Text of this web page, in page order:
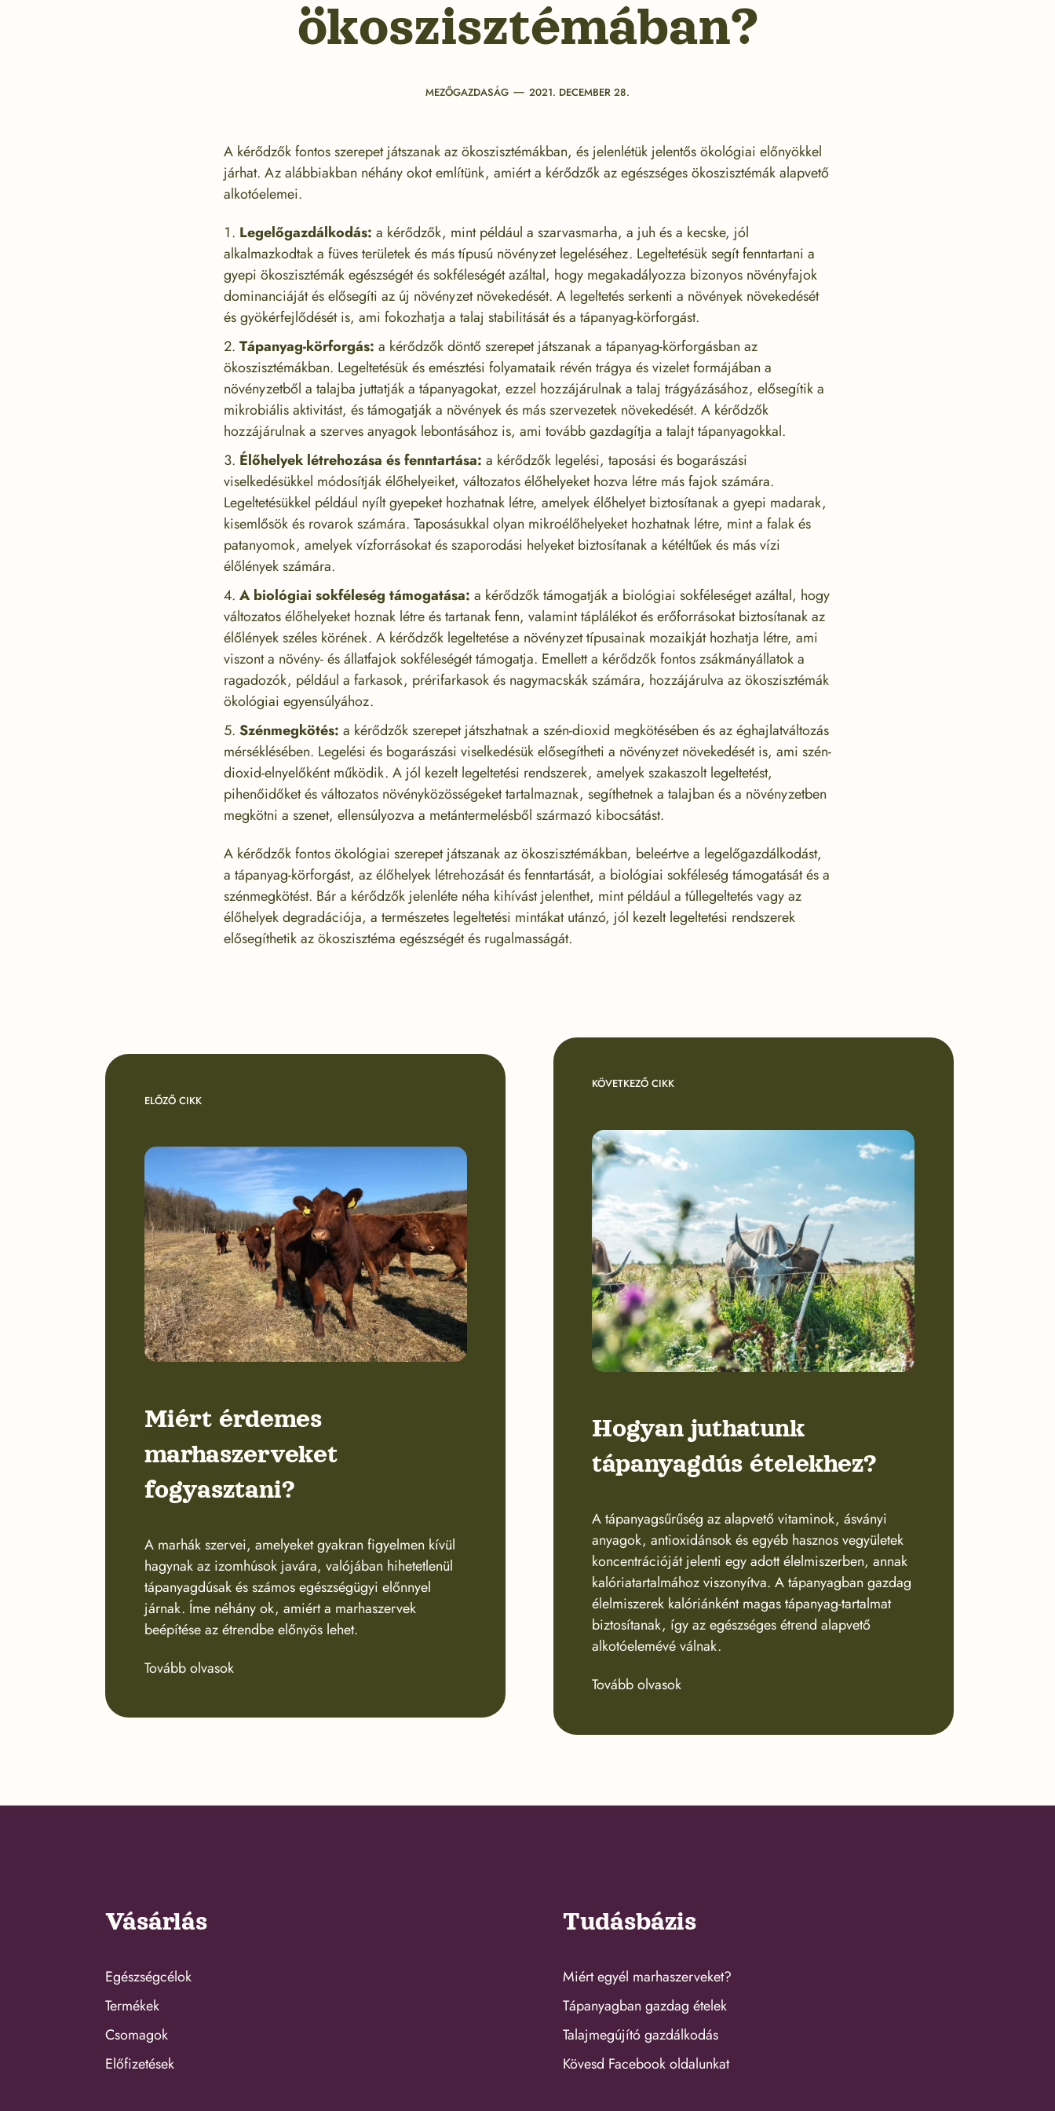
ökoszisztémában?
Categories
MEZŐGAZDASÁG Post
2021. DECEMBER 28.
A kérődzők fontos szerepet játszanak az ökoszisztémákban, és jelenlétük jelentős ökológiai előnyökkel
járhat. Az alábbiakban néhány okot említünk, amiért a kérődzők az egészséges ökoszisztémák alapvető
alkotóelemei.
Legelőgazdálkodás: a kérődzők, mint például a szarvasmarha, a juh és a kecske, jól
alkalmazkodtak a füves területek és más típusú növényzet legeléséhez. Legeltetésük segít fenntartani a
gyepi ökoszisztémák egészségét és sokféleségét azáltal, hogy megakadályozza bizonyos növényfajok
dominanciáját és elősegíti az új növényzet növekedését. A legeltetés serkenti a növények növekedését
és gyökérfejlődését is, ami fokozhatja a talaj stabilitását és a tápanyag-körforgást.
Tápanyag-körforgás: a kérődzők döntő szerepet játszanak a tápanyag-körforgásban az
ökoszisztémákban. Legeltetésük és emésztési folyamataik révén trágya és vizelet formájában a
növényzetből a talajba juttatják a tápanyagokat, ezzel hozzájárulnak a talaj trágyázásához, elősegítik a
mikrobiális aktivitást, és támogatják a növények és más szervezetek növekedését. A kérődzők
hozzájárulnak a szerves anyagok lebontásához is, ami tovább gazdagítja a talajt tápanyagokkal.
Élőhelyek létrehozása és fenntartása: a kérődzők legelési, taposási és bogarászási
viselkedésükkel módosítják élőhelyeiket, változatos élőhelyeket hozva létre más fajok számára.
Legeltetésükkel például nyílt gyepeket hozhatnak létre, amelyek élőhelyet biztosítanak a gyepi madarak,
kisemlősök és rovarok számára. Taposásukkal olyan mikroélőhelyeket hozhatnak létre, mint a falak és
patanyomok, amelyek vízforrásokat és szaporodási helyeket biztosítanak a kétéltűek és más vízi
élőlények számára.
A biológiai sokféleség támogatása: a kérődzők támogatják a biológiai sokféleséget azáltal, hogy
változatos élőhelyeket hoznak létre és tartanak fenn, valamint táplálékot és erőforrásokat biztosítanak az
élőlények széles körének. A kérődzők legeltetése a növényzet típusainak mozaikját hozhatja létre, ami
viszont a növény- és állatfajok sokféleségét támogatja. Emellett a kérődzők fontos zsákmányállatok a
ragadozók, például a farkasok, prérifarkasok és nagymacskák számára, hozzájárulva az ökoszisztémák
ökológiai egyensúlyához.
Szénmegkötés: a kérődzők szerepet játszhatnak a szén-dioxid megkötésében és az éghajlatváltozás
mérséklésében. Legelési és bogarászási viselkedésük elősegítheti a növényzet növekedését is, ami szén-
dioxid-elnyelőként működik. A jól kezelt legeltetési rendszerek, amelyek szakaszolt legeltetést,
pihenőidőket és változatos növényközösségeket tartalmaznak, segíthetnek a talajban és a növényzetben
megkötni a szenet, ellensúlyozva a metántermelésből származó kibocsátást.
A kérődzők fontos ökológiai szerepet játszanak az ökoszisztémákban, beleértve a legelőgazdálkodást,
a tápanyag-körforgást, az élőhelyek létrehozását és fenntartását, a biológiai sokféleség támogatását és a
szénmegkötést. Bár a kérődzők jelenléte néha kihívást jelenthet, mint például a túllegeltetés vagy az
élőhelyek degradációja, a természetes legeltetési mintákat utánzó, jól kezelt legeltetési rendszerek
elősegíthetik az ökoszisztéma egészségét és rugalmasságát.
ELŐZŐ CIKK
Miért érdemes
marhaszerveket
fogyasztani?
A marhák szervei, amelyeket gyakran figyelmen kívül
hagynak az izomhúsok javára, valójában hihetetlenül
tápanyagdúsak és számos egészségügyi előnnyel
járnak. Íme néhány ok, amiért a marhaszervek
beépítése az étrendbe előnyös lehet.
Tovább olvasok
KÖVETKEZŐ CIKK
Hogyan juthatunk
tápanyagdús ételekhez?
A tápanyagsűrűség az alapvető vitaminok, ásványi
anyagok, antioxidánsok és egyéb hasznos vegyületek
koncentrációját jelenti egy adott élelmiszerben, annak
kalóriatartalmához viszonyítva. A tápanyagban gazdag
élelmiszerek kalóriánként magas tápanyag-tartalmat
biztosítanak, így az egészséges étrend alapvető
alkotóelemévé válnak.
Tovább olvasok
Vásárlás
Egészségcélok
Termékek
Csomagok
Előfizetések
Tudásbázis
Miért egyél marhaszerveket?
Tápanyagban gazdag ételek
Talajmegújító gazdálkodás
Kövesd Facebook oldalunkat